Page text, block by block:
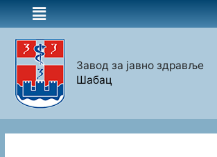
Завод за јавно здравље
Шабац